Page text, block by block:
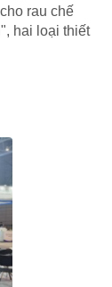
rau chế
hai loại thiết